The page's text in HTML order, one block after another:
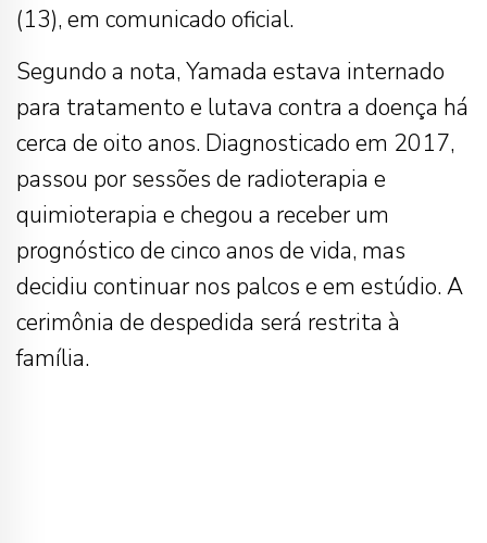
(13), em comunicado oficial.
Segundo a nota, Yamada estava internado
para tratamento e lutava contra a doença há
cerca de oito anos. Diagnosticado em 2017,
passou por sessões de radioterapia e
quimioterapia e chegou a receber um
prognóstico de cinco anos de vida, mas
decidiu continuar nos palcos e em estúdio. A
cerimônia de despedida será restrita à
família.